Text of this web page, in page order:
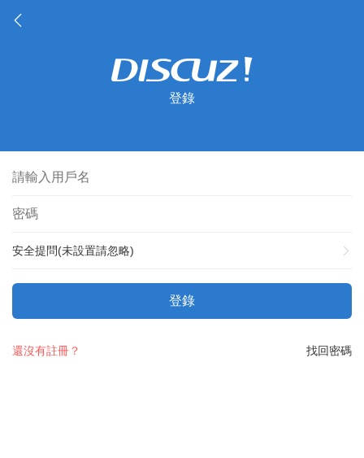
登錄
安全提問(未設置請忽略)
登錄
找回密碼
還沒有註冊？